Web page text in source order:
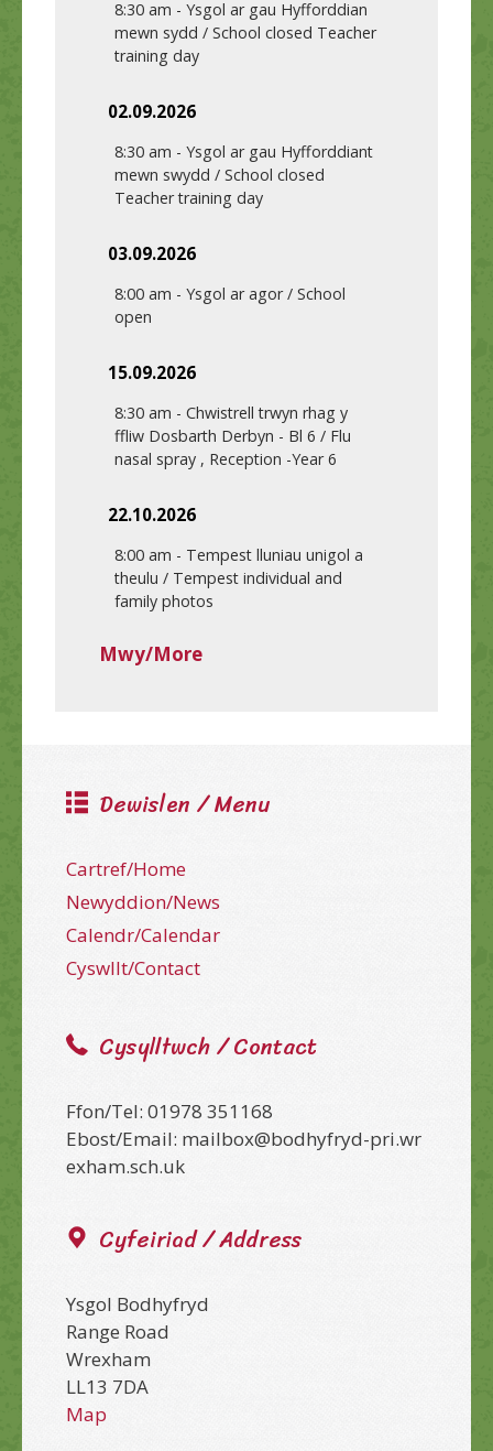
8:30 am - Ysgol ar gau Hyfforddian
mewn sydd / School closed Teacher
training day
02.09.2026
8:30 am - Ysgol ar gau Hyfforddiant
mewn swydd / School closed
Teacher training day
03.09.2026
8:00 am - Ysgol ar agor / School
open
15.09.2026
8:30 am - Chwistrell trwyn rhag y
ffliw Dosbarth Derbyn - Bl 6 / Flu
nasal spray , Reception -Year 6
22.10.2026
8:00 am - Tempest lluniau unigol a
theulu / Tempest individual and
family photos
Mwy/More
Dewislen / Menu
Cartref/Home
Newyddion/News
Calendr/Calendar
Cyswllt/Contact
Cysylltwch / Contact
Ffon/Tel: 01978 351168
Ebost/Email: mailbox@bodhyfryd-pri.wr
exham.sch.uk
Cyfeiriad / Address
Ysgol Bodhyfryd
Range Road
Wrexham
LL13 7DA
Map